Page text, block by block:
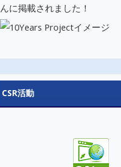
んに掲載されました！
CSR活動